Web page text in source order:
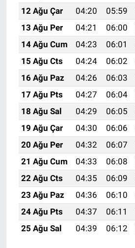
12 Ağu Çar
04:20 05:59
13 Ağu Per
04:21 06:00
14 Ağu Cum
04:23 06:01
15 Ağu Cts
04:24 06:02
16 Ağu Paz
04:26 06:03
17 Ağu Pts
04:27 06:04
18 Ağu Sal
04:29 06:05
19 Ağu Çar
04:30 06:06
20 Ağu Per
04:32 06:07
21 Ağu Cum
04:33 06:08
22 Ağu Cts
04:35 06:09
23 Ağu Paz
04:36 06:10
24 Ağu Pts
04:37 06:11
25 Ağu Sal
04:39 06:12